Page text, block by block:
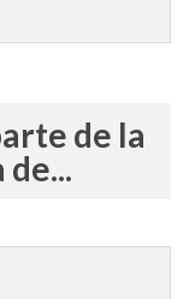
de la